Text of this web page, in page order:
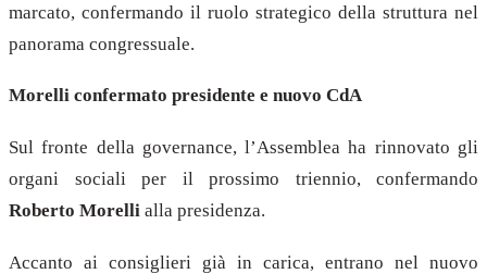
marcato, confermando il ruolo strategico della struttura nel
panorama congressuale.
Morelli confermato presidente e nuovo CdA
Sul fronte della governance, l’Assemblea ha rinnovato gli
organi sociali per il prossimo triennio, confermando
Roberto Morelli alla presidenza.
Accanto ai consiglieri già in carica, entrano nel nuovo